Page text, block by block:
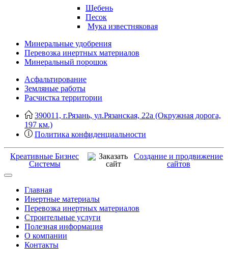
Щебень
Песок
Мука известняковая
Минеральные удобрения
Перевозка инертных материалов
Минеральный порошок
Асфальтирование
Земляные работы
Расчистка территории
390011, г.Рязань, ул.Рязанская, 22а (Окружная дорога,
197 км.)
Политика конфиденциальности
Креативные Бизнес
Системы
Создание и продвижение
сайтов
Главная
Инертные материалы
Перевозка инертных материалов
Строительные услуги
Полезная информация
О компании
Контакты